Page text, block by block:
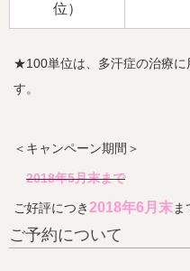
位）
★100単位は、多汗症の治療に
す。
＜キャンペーン期間＞
2018年5月末まで
ご好評につき2018年6月末
ご予約について